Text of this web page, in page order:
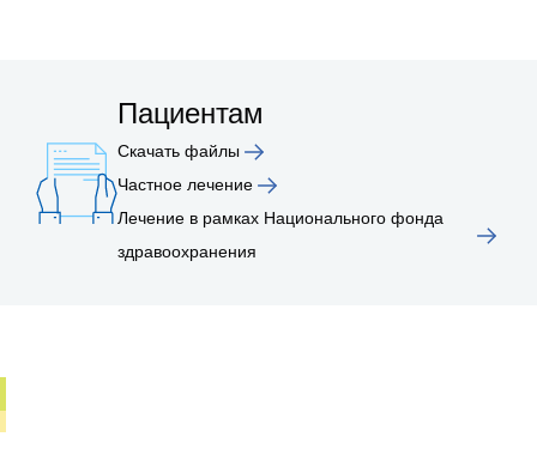
Пациентам
Скачать файлы
Частное лечение
Лечение в рамках Национального фонда
здравоохранения